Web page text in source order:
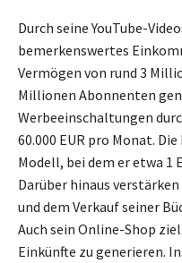
Durch seine YouTube-
bemerkenswertes
Vermögen von rund 3
Millionen Abonnenten
Werbeeinschaltungen
60.000 EUR pro Monat.
Modell, bei dem er etwa 1
Darüber hinaus
und dem Verkauf seiner
Auch sein Online-Shop
Einkünfte zu generieren.